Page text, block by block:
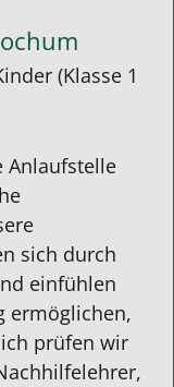
(Klasse 1
Anlaufstelle
sich durch
einfühlen
ermöglichen,
prüfen wir